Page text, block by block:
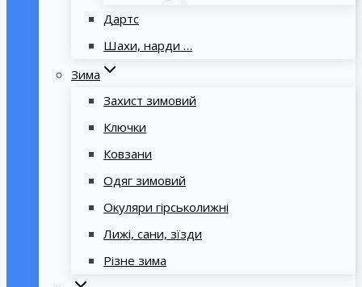
Дартс
Шахи, нарди …
Зима
Захист зимовий
Ключки
Ковзани
Одяг зимовий
Окуляри гірськолижні
Лижі, сани, зїзди
Різне зима